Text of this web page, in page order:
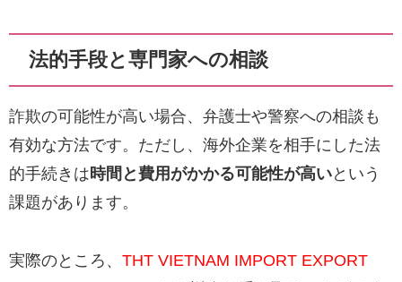
法的手段と専門家への相談
詐欺の可能性が高い場合、弁護士や警察への相談も
有効な方法です。ただし、海外企業を相手にした法
的手続きは 時間と費用がかかる可能性が高いという
課題があります。
実際のところ、 THT VIETNAM IMPORT EXPORT